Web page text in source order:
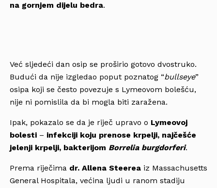
na gornjem dijelu bedra.
Već sljedeći dan osip se proširio gotovo dvostruko.
Budući da nije izgledao poput poznatog “bullseye”
osipa koji se često povezuje s Lymeovom bolešću,
nije ni pomislila da bi mogla biti zaražena.
Ipak, pokazalo se da je riječ upravo o Lymeovoj
bolesti – infekciji koju prenose krpelji, najčešće
jelenji krpelji, bakterijom Borrelia burgdorferi.
Prema riječima dr. Allena Steerea iz Massachusetts
General Hospitala, većina ljudi u ranom stadiju